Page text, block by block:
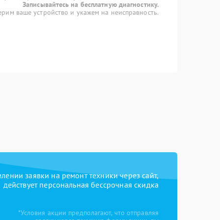
Записывайтесь на бесплатную диагностику.
ваше устройство и укажем на неисправность.
заявки на ремонт техники через сайт,
действует персональная бессрочная скидка
*Условия акции предполагают, что отправляя